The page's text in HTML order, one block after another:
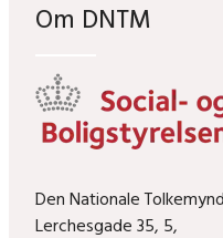
Om DNTM
Den Nationale
Lerchesgade 35, 5,